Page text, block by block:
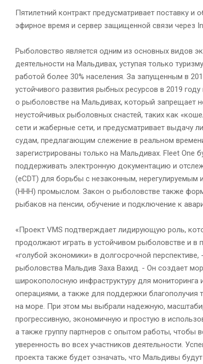
Пятилетний контракт предусматривает поставку
эфирное время и сервер защищенной связи через
Рыболовство является одним из основных видов
деятельности на Мальдивах, уступая только
работой более 30% населения. За запущенным в
устойчивого развития рыбных ресурсов в 2019
о рыболовстве на Мальдивах, который запрещает
неустойчивых рыболовных снастей, таких как
сети и жаберные сети, и предусматривает выдачу
судам, предлагающим слежение в реальном
зарегистрированы только на Мальдивах. Fleet One
поддерживать электронную документацию и
(eCDT) для борьбы с незаконным,
(ННН) промыслом. Закон о рыболовстве также
рыбаков на пенсии, обучение и подключение к
«Проект VMS подтверждает лидирующую роль,
продолжают играть в устойчивом рыболовстве и в
«голубой экономики» в долгосрочной перспективе,
рыболовства Мальдив Заха Вахид. - Он создает
широкополосную инфраструктуру для мониторинга
операциями, а также для поддержки благополучия
на море. При этом мы выбрали надежную,
прогрессивную, экономичную и простую в
а также группу партнеров с опытом работы, чтобы
уверенность во всех участников деятельности.
проекта также будет означать, что Мальдивы